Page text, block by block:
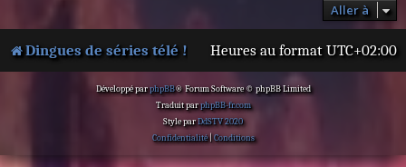
Aller à
Dingues de séries télé ! Heures au format UTC+02:00
Développé parphpBB® Forum Software © phpBB Limited
Traduit parphpBB-fr.com
Style parDdSTV 2020
Confidentialité|Conditions